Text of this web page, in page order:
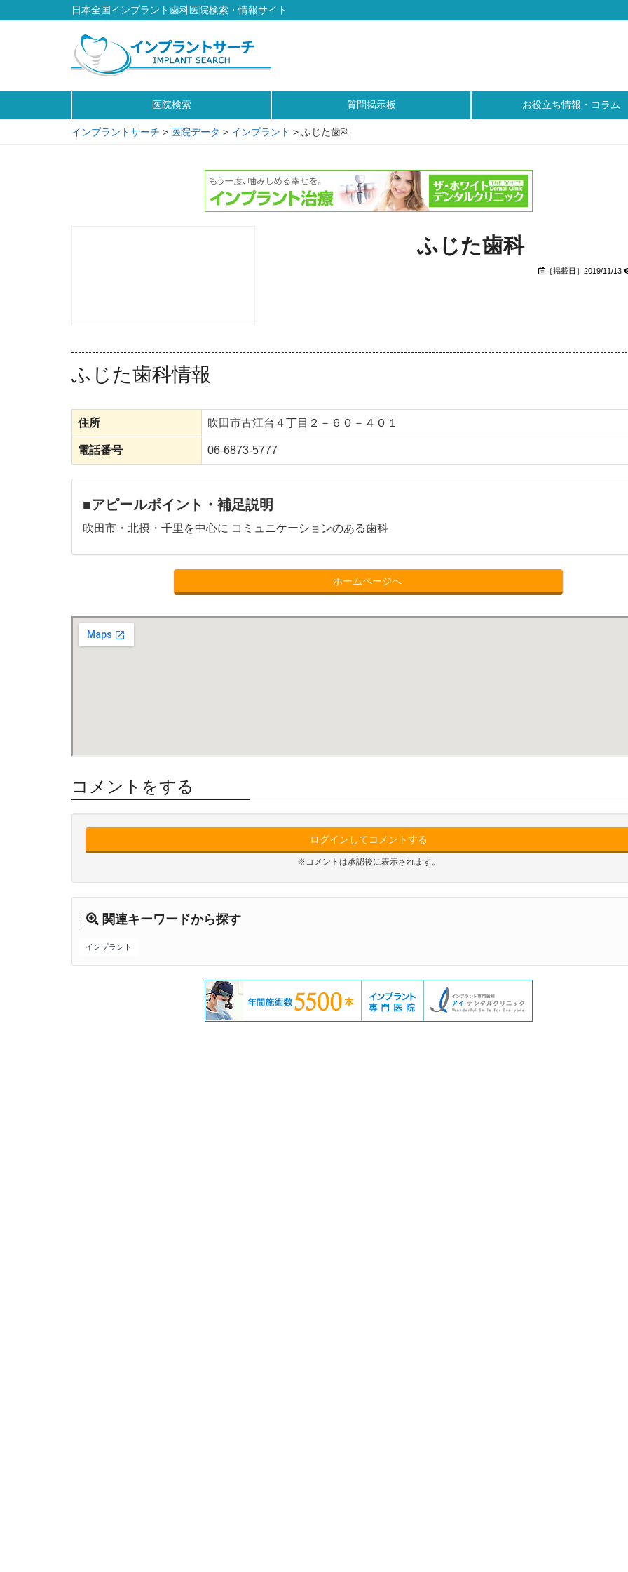
日本全国インプラント歯科医院検索・情報サイト
医院検索 質問掲示板 お役立ち情報・コラム
インプラントサーチ > 医院データ > インプラント > ふじた歯科
ふじた歯科
［掲載日］2019/11/13
ふじた歯科情報
住所 吹田市古江台４丁目２－６０－４０１
電話番号 06-6873-5777
■アピールポイント・補足説明
吹田市・北摂・千里を中心に コミュニケーションのある歯科
ホームページへ
コメントをする
ログインしてコメントする
※コメントは承認後に表示されます。
関連キーワードから探す
インプラント